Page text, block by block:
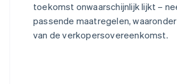
toekomst onwaarschijnlijk lijkt –
passende maatregelen,
van de verkopersovereenkomst.